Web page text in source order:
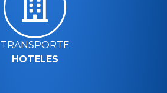
TRANSPORTE
HOTELES